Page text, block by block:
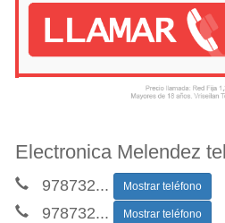
Electronica Melendez
978732... Mostrar teléfono
978732... Mostrar teléfono